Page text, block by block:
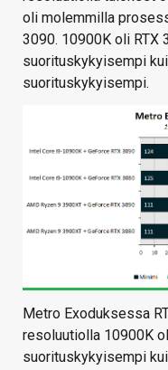
oli molemmilla
3090. 10900K oli RTX
suorituskykyisempi
suorituskykyisempi.
Metro Exoduksessa
resoluutiolla 10900K
suorituskykyisempi